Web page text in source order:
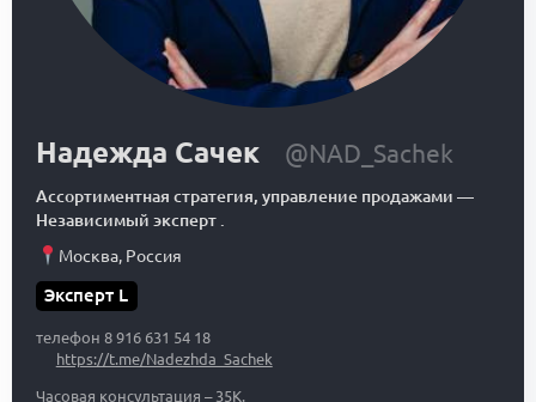
Надежда Сачек @NAD_Sachek
Ассортиментная стратегия, управление продажами —
Независимый эксперт .
Москва, Россия
Эксперт L
телефон 8 916 631 54 18
https://t.me/Nadezhda_Sachek
Часовая консультация – 35К.